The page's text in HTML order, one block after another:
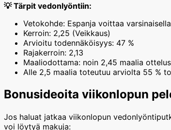
💡 Tärpit vedonlyöntiin:
Vetokohde: Espanja voittaa
Kerroin: 2,25 (Veikkaus)
Arvioitu todennäköisyys: 47 %
Rajakerroin: 2,13
Maaliodottama: noin 2,45 maalia
Alle 2,5 maalia toteutuu arviolta 55 %
Bonusideoita viikonlopun
Jos haluat jatkaa viikonlopun
voi löytyä makuja: